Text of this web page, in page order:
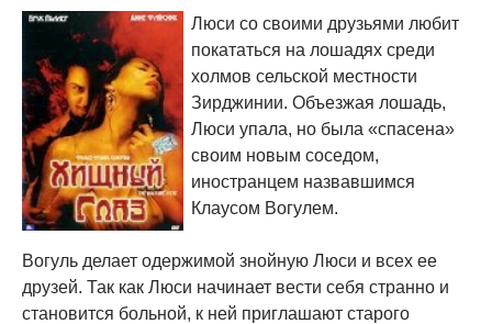
Люси со своими друзьями любит
покататься на лошадях среди
холмов сельской местности
Зирджинии. Объезжая лошадь,
Люси упала, но была «спасена»
своим новым соседом,
иностранцем назвавшимся
Клаусом Вогулем.
Вогуль делает одержимой знойную Люси и всех ее
друзей. Так как Люси начинает вести себя странно и
становится больной, к ней приглашают старого